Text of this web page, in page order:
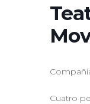
Cuatro